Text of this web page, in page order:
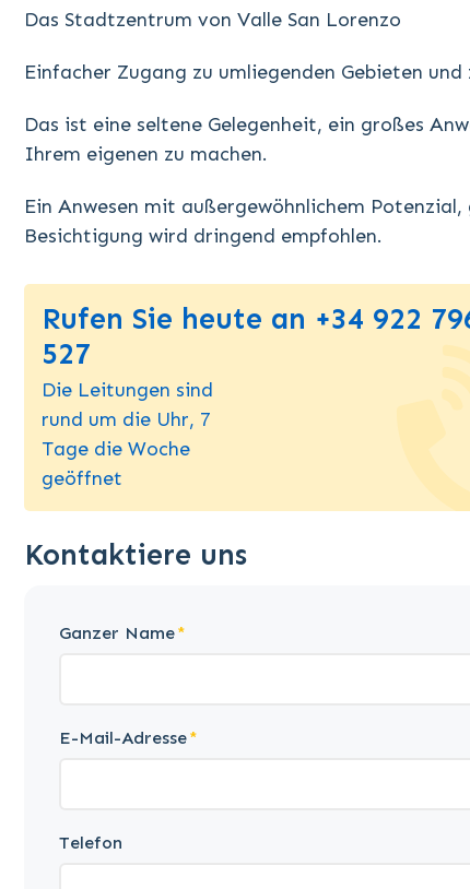
Das Stadtzentrum von Valle San Lorenzo
Einfacher Zugang zu umliegenden Gebieten und
Das ist eine seltene Gelegenheit, ein großes
Ihrem eigenen zu machen.
Ein Anwesen mit außergewöhnlichem
Besichtigung wird dringend empfohlen.
Rufen Sie heute an +34 922
527
Die Leitungen sind
rund um die Uhr, 7
Tage die Woche
geöffnet
Kontaktiere uns
Ganzer Name
E-Mail-Adresse
Telefon